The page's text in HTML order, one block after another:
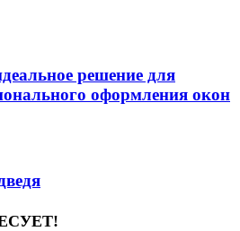
решение для
оформления окон